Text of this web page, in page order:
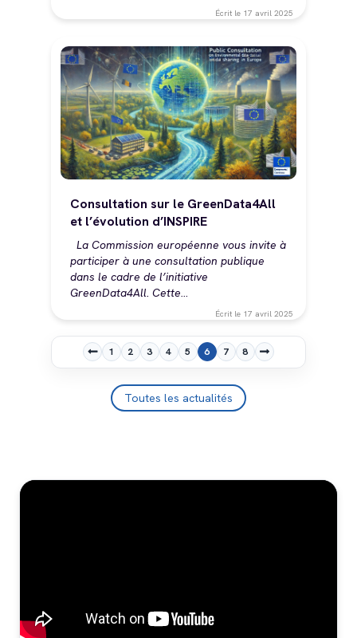
Écrit le 17 avril 2025
Consultation sur le GreenData4All
et l’évolution d’INSPIRE
La Commission européenne vous invite à
participer à une consultation publique
dans le cadre de l’initiative
GreenData4All. Cette…
Écrit le 17 avril 2025
Pagination Page
1 Page
2 Page
3 Page
4 Page
5 Page
courante
6 Page
7 Page
8
Toutes les actualités